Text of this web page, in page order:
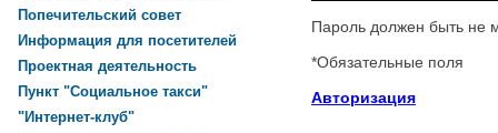
Пароль должен быть не
*Обязательные поля
Авторизация
Попечительский совет
Информация для посетителей
Проектная деятельность
Пункт "Социальное такси"
"Интернет-клуб"